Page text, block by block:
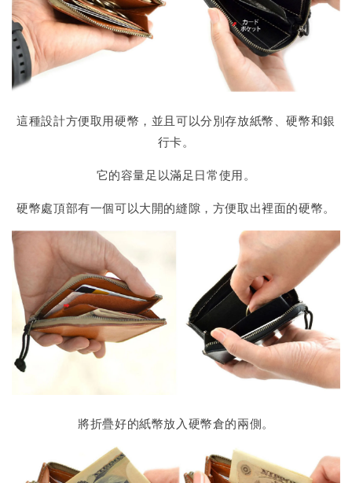
這種設計方便取用硬幣，並且可以分別存放紙幣、硬幣和銀
行卡。
它的容量足以滿足日常使用。
硬幣處頂部有一個可以大開的縫隙，方便取出裡面的硬幣。
將折疊好的紙幣放入硬幣倉的兩側。